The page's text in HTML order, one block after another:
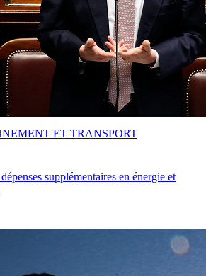
supplémentaires en énergie et
ET TRANSPORT